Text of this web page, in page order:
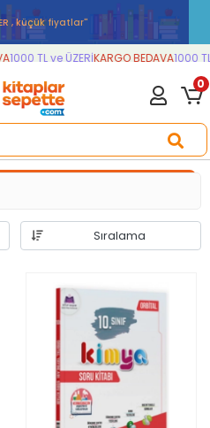
, küçük fiyatlar''
TL ve ÜZERİKARGO BEDAVA1000 TL
0
Sıralama